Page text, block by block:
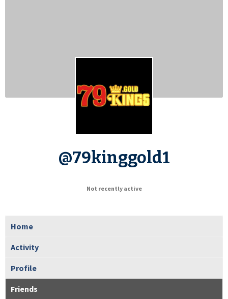
@79kinggold1
Not recently active
Home
Activity
Profile
Friends